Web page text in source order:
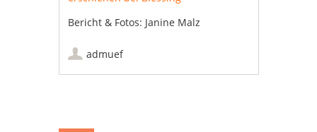
Bericht & Fotos: Janine Malz
admuef